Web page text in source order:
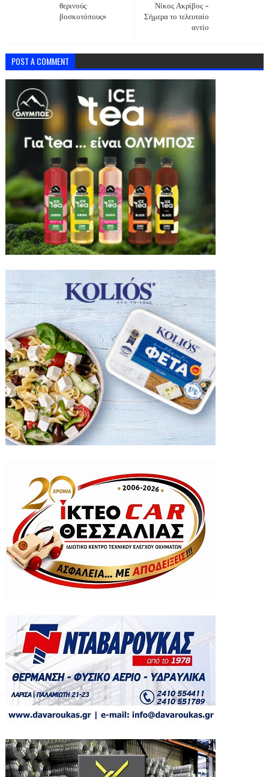
Νίκος Ακρίβος –
Σήμερα το τελευταίο
αντίο
θερινούς
βοσκοτόπους»
POST A COMMENT